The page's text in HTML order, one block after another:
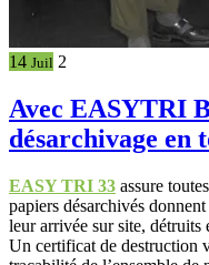
14 Juil 2
Avec EASYTRI
désarchivage en
EASY TRI 33 assure
papiers désarchivés
leur arrivée sur site, détruits
Un certificat de destruction